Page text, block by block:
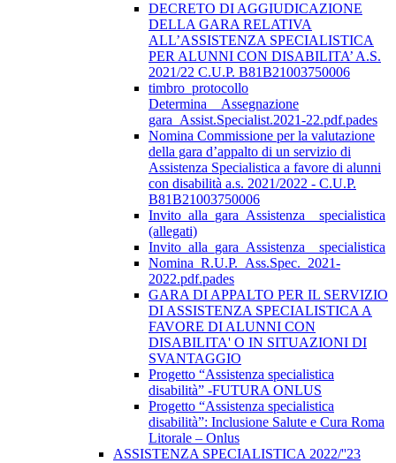
DECRETO DI AGGIUDICAZIONE
DELLA GARA RELATIVA
ALL’ASSISTENZA SPECIALISTICA
PER ALUNNI CON DISABILITA’ A.S.
2021/22 C.U.P. B81B21003750006
timbro_protocollo
Determina__Assegnazione
gara_Assist.Specialist.2021-22.pdf.pades
Nomina Commissione per la valutazione
della gara d’appalto di un servizio di
Assistenza Specialistica a favore di alunni
con disabilità a.s. 2021/2022 - C.U.P.
B81B21003750006
Invito_alla_gara_Assistenza__specialistica
(allegati)
Invito_alla_gara_Assistenza__specialistica
Nomina_R.U.P._Ass.Spec._2021-
2022.pdf.pades
GARA DI APPALTO PER IL SERVIZIO
DI ASSISTENZA SPECIALISTICA A
FAVORE DI ALUNNI CON
DISABILITA' O IN SITUAZIONI DI
SVANTAGGIO
Progetto “Assistenza specialistica
disabilità” -FUTURA ONLUS
Progetto “Assistenza specialistica
disabilità”: Inclusione Salute e Cura Roma
Litorale – Onlus
ASSISTENZA SPECIALISTICA 2022/''23